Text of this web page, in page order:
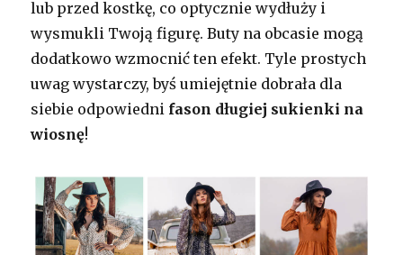
lub przed kostkę, co optycznie wydłuży i
wysmukli Twoją figurę. Buty na obcasie mogą
dodatkowo wzmocnić ten efekt. Tyle prostych
uwag wystarczy, byś umiejętnie dobrała dla
siebie odpowiedni fason długiej sukienki na
wiosnę!